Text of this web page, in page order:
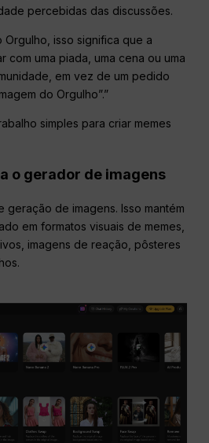
percebidas das discussões.
Orgulho, isso significa que a
com uma piada, uma cena ou uma
em vez de um pedido
do Orgulho”.”
simples para criar memes
o gerador de imagens
geração de imagens. Isso mantém
em formatos visuais de memes,
imagens de reação, pôsteres